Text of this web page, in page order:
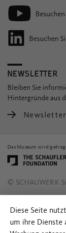
Besuchen
NEWSLETTER
Bleiben Sie
Hintergründe aus
Das Museum wird
© SCHAUWERK
Diese Seite
um ihre Dienste